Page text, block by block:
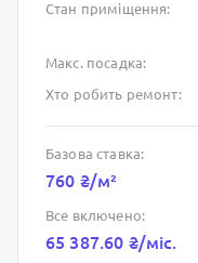
Стан приміщення:
Макс. посадка:
Хто робить ремонт:
Базова ставка:
760 ₴/м²
Все включено:
65 387.60 ₴/мic.